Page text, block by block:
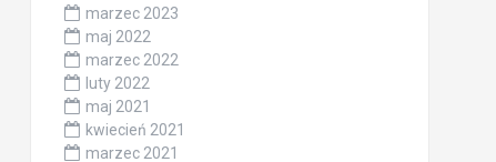
marzec 2023
maj 2022
marzec 2022
luty 2022
maj 2021
kwiecień 2021
marzec 2021